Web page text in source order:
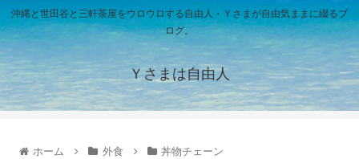
沖縄と世田谷と三軒茶屋をウロウロする自由人・Ｙさまが自由気ままに綴るブ
ログ。
Ｙさまは自由人
ホーム 外食 丼物チェーン